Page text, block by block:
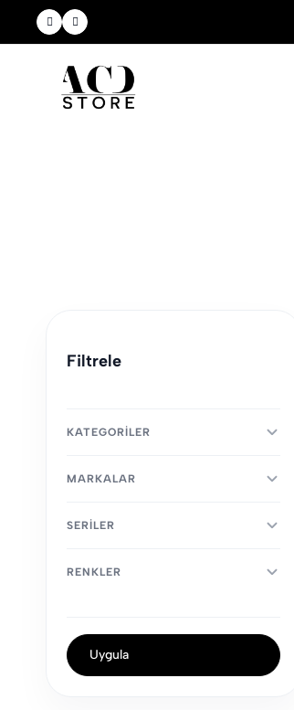
Filtrele
KATEGORILER
MARKALAR
SERILER
RENKLER
Uygula